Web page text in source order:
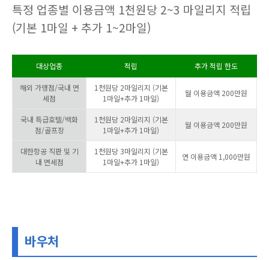
특정 업종별 이용금액 1천원당 2~3 마일리지 적립
(기본 1마일 + 추가 1~2마일)
대상업종 적립 추가 적립 한도
해외 가맹점/국내 면
세점
1천원당 2마일리지 (기본
1마일+추가 1마일)
월 이용금액 200만원
국내 특급호텔/백화
점/골프장
1천원당 2마일리지 (기본
1마일+추가 1마일)
월 이용금액 200만원
대한항공 직판 및 기
내 면세점
1천원당 3마일리지 (기본
1마일+추가 1마일)
연 이용금액 1,000만원
바우처